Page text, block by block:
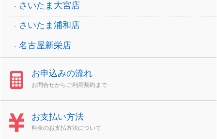
さいたま大宮店
さいたま浦和店
名古屋新栄店
お申込みの流れ
お問合せからご利用契約まで
お支払い方法
料金のお支払方法について